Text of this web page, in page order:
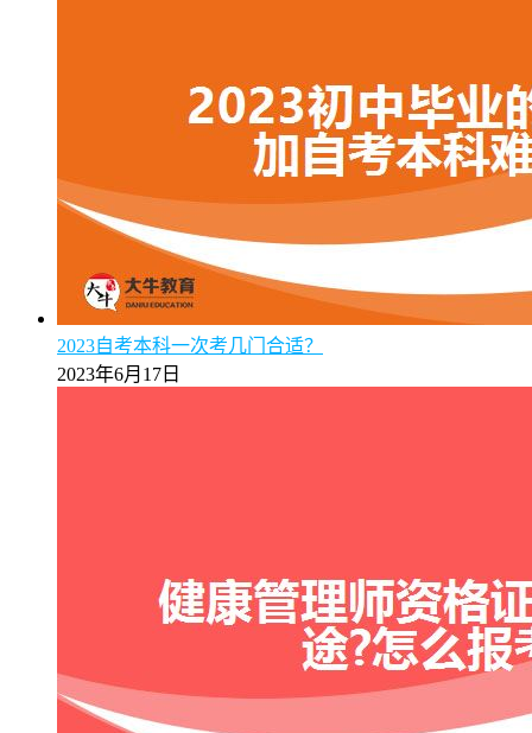
2023自考本科一次考几门合适？
2023年6月17日